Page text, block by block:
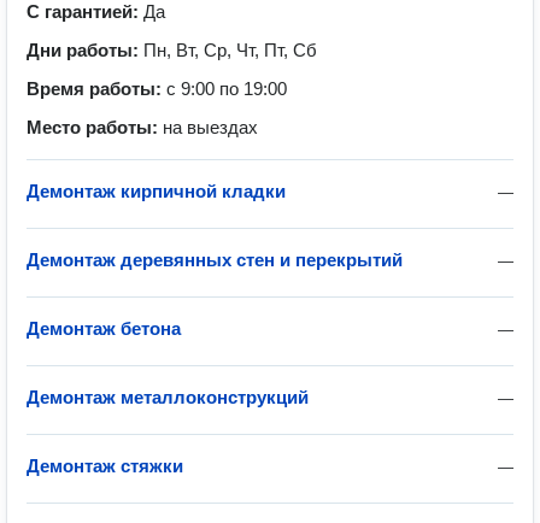
С гарантией: Да
Дни работы: Пн, Вт, Ср, Чт, Пт, Сб
Время работы: с 9:00 по 19:00
Место работы: на выездах
—
Демонтаж кирпичной кладки
—
Демонтаж деревянных стен и перекрытий
—
Демонтаж бетона
—
Демонтаж металлоконструкций
—
Демонтаж стяжки